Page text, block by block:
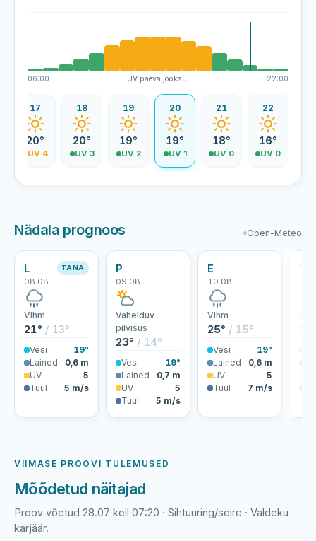
06:00 UV päeva jooksul 22:00
17
20°
UV 4
18
20°
UV 3
19
19°
UV 2
20
19°
UV 1
21
18°
UV 0
22
16°
UV 0
Nädala prognoos Open-Meteo
L
08.08
TÄNA
Vihm
21° / 13°
Vesi
19°
Lained
0,6 m
UV
5
Tuul
5 m/s
P
09.08
Vahelduv
pilvisus
23° / 14°
Vesi
19°
Lained
0,7 m
UV
5
Tuul
5 m/s
E
10.08
Vihm
25° / 15°
Vesi
19°
Lained
0,6 m
UV
5
Tuul
7 m/s
T
VIIMASE PROOVI TULEMUSED
Mõõdetud näitajad
Proov võetud 28.07 kell 07:20 · Sihtuuring/seire · Valdeku
karjäär.